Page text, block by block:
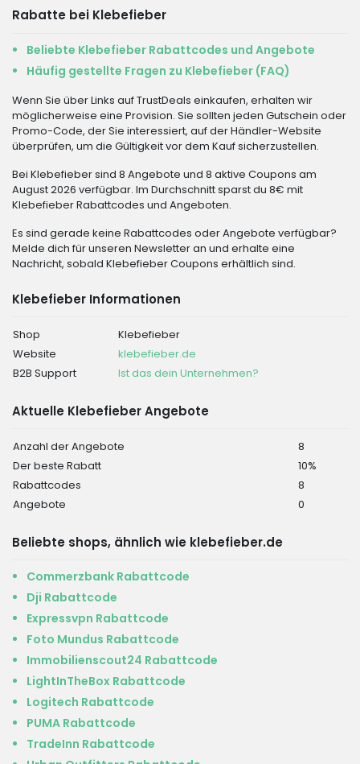
Rabatte bei Klebefieber
Beliebte Klebefieber Rabattcodes und Angebote
Häufig gestellte Fragen zu Klebefieber (FAQ)
Wenn Sie über Links auf TrustDeals einkaufen, erhalten wir
möglicherweise eine Provision. Sie sollten jeden Gutschein oder
Promo-Code, der Sie interessiert, auf der Händler-Website
überprüfen, um die Gültigkeit vor dem Kauf sicherzustellen.
Bei Klebefieber sind 8 Angebote und 8 aktive Coupons am
August 2026 verfügbar. Im Durchschnitt sparst du 8€ mit
Klebefieber Rabattcodes und Angeboten.
Es sind gerade keine Rabattcodes oder Angebote verfügbar?
Melde dich für unseren Newsletter an und erhalte eine
Nachricht, sobald Klebefieber Coupons erhältlich sind.
Klebefieber Informationen
Shop
Klebefieber
Website
klebefieber.de
B2B Support
Ist das dein Unternehmen?
Aktuelle Klebefieber Angebote
Anzahl der Angebote
8
Der beste Rabatt
10%
Rabattcodes
8
Angebote
0
Beliebte shops, ähnlich wie klebefieber.de
Commerzbank Rabattcode
Dji Rabattcode
Expressvpn Rabattcode
Foto Mundus Rabattcode
Immobilienscout24 Rabattcode
LightInTheBox Rabattcode
Logitech Rabattcode
PUMA Rabattcode
TradeInn Rabattcode